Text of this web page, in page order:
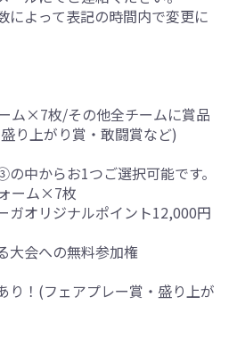
よって表記の時間内で変更に
ム×7枚/その他全チームに賞品
り上がり賞・敢闘賞など)
中からお1つご選択可能です。
ーム×7枚
オリジナルポイント12,000円
大会への無料参加権
！(フェアプレー賞・盛り上が